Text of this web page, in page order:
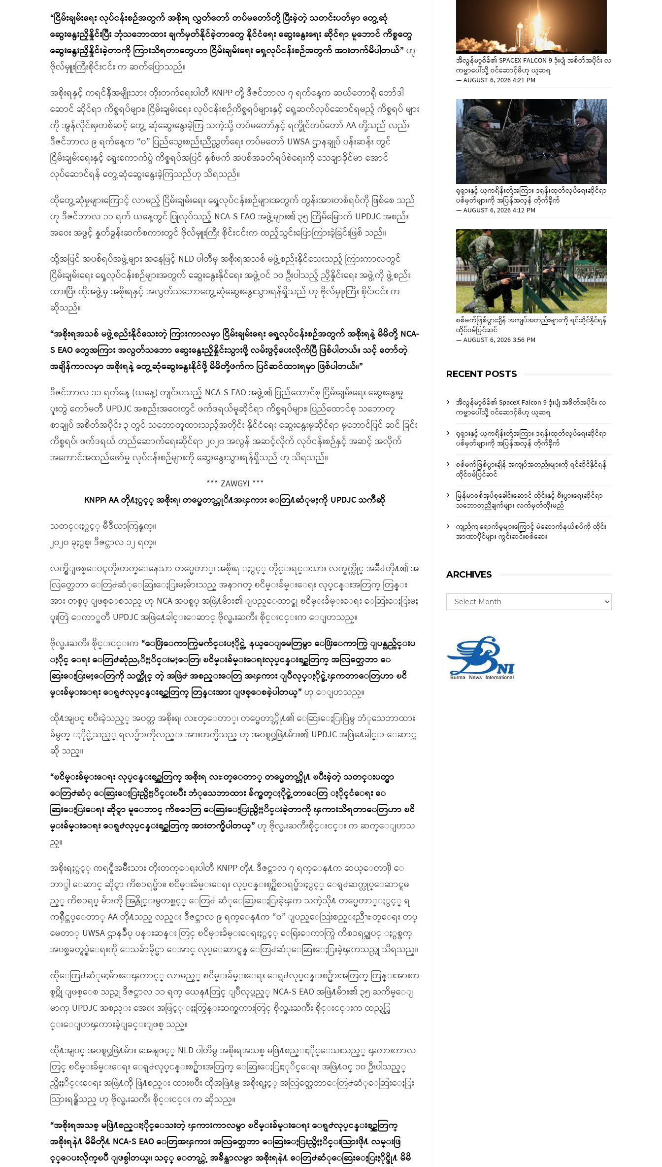
“ငြိမ်းချမ်းရေး လုပ်ငန်းစဉ်အတွက် အစိုးရ လွှတ်တော် တပ်မတော်တို့ ပြီးခဲ့တဲ့ သတင်းပတ်မှာ တွေ့ဆုံ
ဆွေးနွေးညှိနှိုင်းပြီး ဘုံသဘောထား ချက်မှတ်နိုင်ခဲ့တာတွေ နိုင်ငံရေး ဆွေးနွေးရေး ဆိုင်ရာ မူဘောင် ကိစ္စတွေ
ဆွေးနွေးညှိနှိုင်းခဲ့တာကို ကြားသိရတာတွေဟာ ငြိမ်းချမ်းရေး ရှေ့လုပ်ငန်းစဉ်အတွက် အားတက်မိပါတယ်” ဟု
ဗိုလ်မှူးကြီးစိုင်းငင်း က ဆက်ပြောသည်။
အစိုးရနှင့် ကရင်နီအမျိုးသား တိုးတက်ရေးပါတီ KNPP တို့ ဒီဇင်ဘာလ ၇ ရက်နေ့က ဆယ်တောရို ဘော်ဒါ
ဆောင် ဆိုင်ရာ ကိစ္စရပ်များ၊ ငြိမ်းချမ်းရေး လုပ်ငန်းစဉ်ကိစ္စရပ်များနှင့် ရှေ့ဆက်လုပ်ဆောင်ရမည့် ကိစ္စရပ် များ
ကို အွန်လိုင်းမှတစ်ဆင့် တွေ့ ဆုံဆွေးနွေးခဲ့ကြ သကဲ့သို့ တပ်မတော်နှင့် ရက္ခိုင်တပ်တော် AA တို့သည် လည်း
ဒီဇင်ဘာလ ၉ ရက်နေ့က “ဝ” ပြည်သွေးစည်းညီညွှတ်ရေး တပ်မတော် UWSA ဌာနချုပ် ပန်းဆန်း တွင်
ငြိမ်းချမ်းရေးနှင့် ရွေးကောက်ပွဲ ကိစ္စရပ်အပြင် နှစ်ဖက် အပစ်အခတ်ရပ်စဲရေးကို သေချာခိုင်မာ အောင်
လုပ်ဆောင်ရန် တွေ့ဆုံဆွေးနွေးခဲ့ကြသည်ဟု သိရသည်။
ထိုတွေ့ဆုံမှုများကြောင့် လာမည့် ငြိမ်းချမ်းရေး ရှေ့လုပ်ငန်းစဉ်များအတွက် တွန်းအားတစ်ရပ်ကို ဖြစ်စေ သည်
ဟု ဒီဇင်ဘာလ ၁၁ ရက် ယနေ့တွင် ပြုလုပ်သည့် NCA-S EAO အဖွဲ့များ၏ ၃၅ ကြိမ်မြောက် UPDJC အစည်း
အဝေး အဖွင့် နှုတ်ခွန်းဆက်စကားတွင် ဗိုလ်မှူးကြီး စိုင်းငင်းက ထည့်သွင်းပြောကြားခဲ့ခြင်းဖြစ် သည်။
ထို့အပြင် အပစ်ရပ်အဖွဲ့များ အနေဖြင့် NLD ပါတီမှ အစိုးရအသစ် မဖွဲ့စည်းနိုင်သေးသည့် ကြားကာလတွင်
ငြိမ်းချမ်းရေး ရှေ့လုပ်ငန်းစဉ်များအတွက် ဆွေးနွေးနိုင်ရေး အဖွဲ့ဝင် ၁၀ ဦးပါသည့် ညှိနှိုင်းရေး အဖွဲ့ကို ဖွဲ့စည်း
ထားပြီး ထိုအဖွဲ့မှ အစိုးရနှင့် အလွတ်သဘောတွေ့ဆုံဆွေးနွေးသွားရန်ရှိသည် ဟု ဗိုလ်မှူးကြီး စိုင်းငင်း က
ဆိုသည်။
“အစိုးရအသစ် မဖွဲ့စည်းနိုင်သေးတဲ့ ကြားကာလမှာ ငြိမ်းချမ်းရေး ရှေ့လုပ်ငန်းစဉ်အတွက် အစိုးရနဲ့ မိမိတို့ NCA-
S EAO တွေအကြား အလွတ်သဘော ဆွေးနွေးညှိနှိုင်းသွားဖို့ လမ်းဖွင့်ပေးလိုက်ပြီ ဖြစ်ပါတယ်။ သင့် တော်တဲ့
အချိန်ကာလမှာ အစိုးရနဲ့ တွေ့ဆုံဆွေးနွေးနိုင်ဖို့ မိမိတို့ဖက်က ပြင်ဆင်ထားရမှာ ဖြစ်ပါတယ်။”
ဒီဇင်ဘာလ ၁၁ ရက်နေ့ (ယနေ့) ကျင်းပသည့် NCA-S EAO အဖွဲ့၏ ပြည်ထောင်စု ငြိမ်းချမ်းရေး ဆွေးနွေးမှု
ပူးတွဲ ကော်မတီ UPDJC အစည်းအဝေးတွင် ဖက်ဒရယ်မူဆိုင်ရာ ကိစ္စရပ်များ၊ ပြည်ထောင်စု သဘောတူ
စာချုပ် အစိတ်အပိုင်း ၃ တွင် သဘောတူထားသည့်အတိုင်း နိုင်ငံရေး ဆွေးနွေးမှုဆိုင်ရာ မူဘောင်ပြင် ဆင် ခြင်း
ကိစ္စရပ်၊ ဖက်ဒရယ် တည်ဆောက်ရေးဆိုင်ရာ ၂၀၂၀ အလွန် အဆင့်လိုက် လုပ်ငန်းစဉ်နှင့် အဆင့် အလိုက်
အကောင်အထည်ဖော်မှု လုပ်ငန်းစဉ်များကို ဆွေးနွေးသွားရန်ရှိသည် ဟု သိရသည်။
*** ZAWGYI ***
KNPP၊ AA တို႔ႏွင့္ အစိုးရ၊ တပ္မေတာ္တုိ႔အၾကား ေတြ႔ဆံုမႈကို UPDJC ႀကိဳဆို
သတင္းႏွင့္ မီဒီယာကြန္ရက္။
၂၀၂၀ ခုႏွစ္၊ ဒီဇင္ဘာလ ၁၂ ရက္။
လက္ရွိျဖစ္ေပၚတိုးတက္ေနေသာ တပ္မေတာ္၊ အစိုးရ ႏွင့္ တိုင္းရင္းသား လက္နက္ကိုင္ အခ်ိဳ႕တို႔၏ အ
လြတ္သေဘာ ေတြ႕ဆံုေဆြးေႏြးမႈမ်ားသည္ အနာဂတ္ ၿငိမ္းခ်မ္းေရး လုပ္ငန္းအတြက္ တြန္း
အား တစ္ရပ္ ျဖစ္ေစသည္ ဟု NCA အပစ္ရပ္ အဖြဲ႔မ်ား၏ ျပည္ေထာင္စု ၿငိမ္းခ်မ္းေရး ေဆြးေႏြးမႈ
ပူးတြဲ ေကာ္မတီ UPDJC အဖြဲ႔ေခါင္းေဆာင္ ဗိုလ္မႉးႀကီး စိုင္းငင္းက ေျပာသည္။
ဗိုလ္မႉးႀကီး စိုင္းငင္းက “ေ႐ြးေကာက္ပြဲမက်င္းပႏိုင္တဲ့ နယ္ေျမေတြမွာ ေ႐ြးေကာက္ပြဲ ျပန္လည္က်င္းပ
ႏိုင္ ေရး ေတြ႕ဆုံညႇိႏႈိင္းမႈေတြ၊ ၿငိမ္းခ်မ္းေရးလုပ္ငန္းစဥ္အတြက္ အလြတ္သေဘာ ေ
ဆြးေႏြးမႈေတြကို သက္ဆိုင္ တဲ့ အဖြဲ႕ အစည္းေတြ အၾကား ျပဳလုပ္ႏိုင္ခဲ့ၾကတာေတြဟာ ၿငိ
မ္းခ်မ္းေရး ေရွ႕လုပ္ငန္းစဥ္အတြက္ တြန္းအား ျဖစ္ေစခဲ့ပါတယ္” ဟု ေျပာသည္။
ထို႔အျပင္ ၿပီးခဲ့သည့္ အပတ္က အစိုးရ၊ လႊတ္ေတာ္၊ တပ္မေတာ္တို႔၏ ေဆြးေႏြးပြဲမွ ဘံုသေဘာထား
ခ်မွတ္ ႏိုင္ခဲ့သည့္ ရလဒ္မ်ားကိုလည္း အားတက္မိသည္ ဟု အပစ္ရပ္အဖြဲ႔မ်ား၏ UPDJC အဖြဲ႔ေခါင္း ေဆာင္က
ဆို သည္။
“ၿငိမ္းခ်မ္းေရး လုပ္ငန္းစဥ္အတြက္ အစိုးရ လႊတ္ေတာ္ တပ္မေတာ္တို႔ ၿပီးခဲ့တဲ့ သတင္းပတ္မွာ
ေတြ႕ဆံု ေဆြးေႏြးညွိႏႈိင္းၿပီး ဘံုသေဘာထား ခ်က္မွတ္ႏိုင္ခဲ့တာေတြ ႏိုင္ငံေရး ေ
ဆြးေႏြးေရး ဆိုင္ရာ မူေဘာင္ ကိစၥေတြ ေဆြးေႏြးညွိႏႈိင္းခဲ့တာကို ၾကားသိရတာေတြဟာ ၿငိ
မ္းခ်မ္းေရး ေရွ႕လုပ္ငန္းစဥ္အတြက္ အားတက္မိပါတယ္” ဟု ဗိုလ္မႉးႀကီးစိုင္းငင္း က ဆက္ေျပာသ
ည္။
အစိုးရႏွင့္ ကရင္နီအမ်ိဳးသား တိုးတက္ေရးပါတီ KNPP တို႔ ဒီဇင္ဘာလ ၇ ရက္ေန႔က ဆယ္ေတာ႐ို ေ
ဘာ္ဒါ ေဆာင္ ဆိုင္ရာ ကိစၥရပ္မ်ား၊ ၿငိမ္းခ်မ္းေရး လုပ္ငန္းစဥ္ကိစၥရပ္မ်ားႏွင့္ ေရွ႕ဆက္လုပ္ေဆာင္ရမ
ည့္ ကိစၥရပ္ မ်ားကို အြန္လိုင္းမွတစ္ဆင့္ ေတြ႕ ဆံုေဆြးေႏြးခဲ့ၾက သကဲ့သို႔ တပ္မေတာ္ႏွင့္ ရ
ကၡိဳင္တပ္ေတာ္ AA တို႔သည္ လည္း ဒီဇင္ဘာလ ၉ ရက္ေန႔က “၀” ျပည္ေသြးစည္းညီၫႊတ္ေရး တပ္
မေတာ္ UWSA ဌာနခ်ဳပ္ ပန္းဆန္း တြင္ ၿငိမ္းခ်မ္းေရးႏွင့္ ေရြးေကာက္ပြဲ ကိစၥရပ္အျပင္ ႏွစ္ဖက္
အပစ္အခတ္ရပ္စဲေရးကို ေသခ်ာခိုင္မာ ေအာင္ လုပ္ေဆာင္ရန္ ေတြ႕ဆံုေဆြးေႏြးခဲ့ၾကသည္ဟု သိရသည္။
ထိုေတြ႕ဆံုမႈမ်ားေၾကာင့္ လာမည့္ ၿငိမ္းခ်မ္းေရး ေရွ႕လုပ္ငန္းစဥ္မ်ားအတြက္ တြန္းအားတ
စ္ရပ္ကို ျဖစ္ေစ သည္ဟု ဒီဇင္ဘာလ ၁၁ ရက္ ယေန႔တြင္ ျပဳလုပ္သည့္ NCA-S EAO အဖြဲ႔မ်ား၏ ၃၅ ႀကိမ္ေျ
မာက္ UPDJC အစည္း အေ၀း အဖြင့္ ႏႈတ္ခြန္းဆက္စကားတြင္ ဗိုလ္မႉးႀကီး စိုင္းငင္းက ထည့္သြ
င္းေျပာၾကားခဲ့ျခင္းျဖစ္ သည္။
ထို႔အျပင္ အပစ္ရပ္အဖြဲ႔မ်ား အေနျဖင့္ NLD ပါတီမွ အစိုးရအသစ္ မဖြဲ႔စည္းႏိုင္ေသးသည့္ ၾကားကာလ
တြင္ ၿငိမ္းခ်မ္းေရး ေရွ႕လုပ္ငန္းစဥ္မ်ားအတြက္ ေဆြးေႏြးႏုိင္ေရး အဖြဲ႔၀င္ ၁၀ ဦးပါသည့္
ညွိႏႈိင္းေရး အဖြဲ႔ကို ဖြဲ႔စည္း ထားၿပီး ထိုအဖြဲ႔မွ အစိုးရႏွင့္ အလြတ္သေဘာေတြ႕ဆံုေဆြးေႏြး
သြားရန္ရွိသည္ ဟု ဗိုလ္မႉးႀကီး စိုင္းငင္း က ဆိုသည္။
“အစိုးရအသစ္ မဖြဲ႔စည္းႏိုင္ေသးတဲ့ ၾကားကာလမွာ ၿငိမ္းခ်မ္းေရး ေရွ႕လုပ္ငန္းစဥ္အတြက္
အစိုးရနဲ႔ မိမိတို႔ NCA-S EAO ေတြအၾကား အလြတ္သေဘာ ေဆြးေႏြးညွိႏႈိင္းသြားဖို႔ လမ္းဖြ
င့္ေပးလိုက္ၿပီ ျဖစ္ပါတယ္။ သင့္ ေတာ္တဲ့ အခ်ိန္ကာလမွာ အစိုးရနဲ႔ ေတြ႕ဆံုေဆြးေႏြးႏိုင္ဖို႔ မိမိ
အီလွန်မာ့စ်ခ်၏ SPACEX FALCON 9 ဒုံးပျံ အစိတ်အပိုင်း လ
ကမ္ဘာပေါ်သို့ ဝင်ဆောင့်မိဟု ယူဆရ
—AUGUST 6, 2026 4:21 PM
ရုရှားနှင့် ယူကရိန်းတို့အကြား ဒရုန်းထုတ်လုပ်ရေးဆိုင်ရာ
ပစ်မှတ်များကို အပြန်အလှန် တိုက်ခိုက်
—AUGUST 6, 2026 4:12 PM
စစ်မက်ဖြစ်ပွားချိန် အကျပ်အတည်းများကို ရင်ဆိုင်နိုင်ရန်
ထိုင်ဝမ်ပြင်ဆင်
—AUGUST 6, 2026 3:56 PM
RECENT POSTS
အီလွန်မာ့စ်ခ်၏ SpaceX Falcon 9 ဒုံးပျံ အစိတ်အပိုင်း လ
ကမ္ဘာပေါ်သို့ ဝင်ဆောင့်မိဟု ယူဆရ
ရုရှားနှင့် ယူကရိန်းတို့အကြား ဒရုန်းထုတ်လုပ်ရေးဆိုင်ရာ
ပစ်မှတ်များကို အပြန်အလှန် တိုက်ခိုက်
စစ်မက်ဖြစ်ပွားချိန် အကျပ်အတည်းများကို ရင်ဆိုင်နိုင်ရန်
ထိုင်ဝမ်ပြင်ဆင်
မြန်မာစစ်အုပ်စုခေါင်းဆောင် ထိုင်းနှင့် စီးပွားရေးဆိုင်ရာ
သဘောတူညီချက်များ လက်မှတ်ထိုးမည်
ကျည်ကျရောက်မှုများကြောင့် မဲဆောက်နယ်စပ်ကို ထိုင်း
အာဏာပိုင်များ ကွင်းဆင်းစစ်ဆေး
ARCHIVES